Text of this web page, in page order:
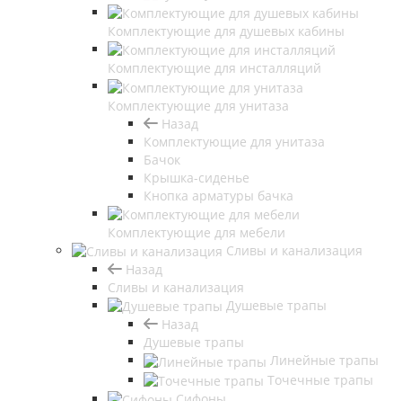
Комплектующие для душевых кабины
Комплектующие для инсталляций
Комплектующие для унитаза
Назад
Комплектующие для унитаза
Бачок
Крышка-сиденье
Кнопка арматуры бачка
Комплектующие для мебели
Сливы и канализация
Назад
Сливы и канализация
Душевые трапы
Назад
Душевые трапы
Линейные трапы
Точечные трапы